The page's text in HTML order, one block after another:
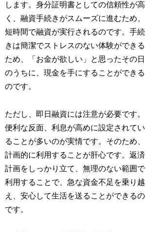
します。身分証明書としての信頼性が高
く、融資手続きがスムーズに進むため、
短時間で融資が実行されるのです。手続
きは簡潔でストレスのない体験ができる
ため、「お金が欲しい」と思ったその日
のうちに、現金を手にすることができる
のです。
ただし、即日融資には注意が必要です。
便利な反面、利息が高めに設定されてい
ることが多いのが実情です。そのため、
計画的に利用することが肝心です。返済
計画をしっかり立て、無理のない範囲で
利用することで、急な資金不足を乗り越
え、安心して生活を送ることができるの
です。